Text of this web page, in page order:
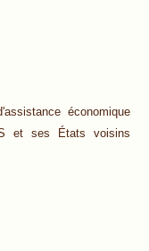
économique
et ses États voisins